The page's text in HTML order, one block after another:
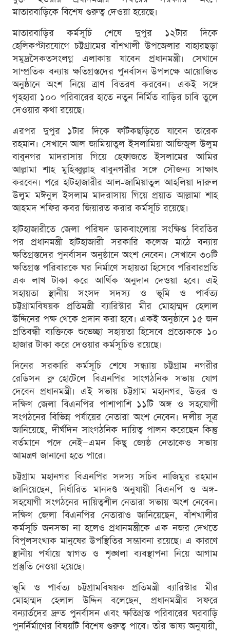
মাতারবাড়িকে বিশেষ গুরুত্ব দেওয়া হয়েছে।
মাতারবাড়ির কর্মসূচি শেষে দুপুর ১২টার দিকে
হেলিকপ্টারযোগে চট্টগ্রামের বাঁশখালী উপজেলার বাহারছড়া
সমুদ্রসৈকতসংলগ্ন এলাকায় যাবেন প্রধানমন্ত্রী। সেখানে
সাম্প্রতিক বন্যায় ক্ষতিগ্রস্তদের পুনর্বাসন উপলক্ষে আয়োজিত
অনুষ্ঠানে অংশ নিয়ে ত্রাণ বিতরণ করবেন। একই সঙ্গে
গৃহহারা ১০০ পরিবারের হাতে নতুন নির্মিত বাড়ির চাবি তুলে
দেওয়ার কথা রয়েছে।
এরপর দুপুর ১টার দিকে ফটিকছড়িতে যাবেন তারেক
রহমান। সেখানে আল জামিয়াতুল ইসলামিয়া আজিজুল উলুম
বাবুনগর মাদরাসায় গিয়ে হেফাজতে ইসলামের আমির
আল্লামা শাহ মুহিব্বুল্লাহ বাবুনগরীর সঙ্গে সৌজন্য সাক্ষাৎ
করবেন। পরে হাটহাজারীর আল-জামিয়াতুল আহলিয়া দারুল
উলুম মঈনুল ইসলাম মাদরাসায় গিয়ে প্রয়াত আল্লামা শাহ
আহমদ শফির কবর জিয়ারত করার কর্মসূচি রয়েছে।
হাটহাজারীতে জেলা পরিষদ ডাকবাংলোয় সংক্ষিপ্ত বিরতির
পর প্রধানমন্ত্রী হাটহাজারী সরকারি কলেজ মাঠে বন্যায়
ক্ষতিগ্রস্তদের পুনর্বাসন অনুষ্ঠানে অংশ নেবেন। সেখানে ৩০টি
ক্ষতিগ্রস্ত পরিবারকে ঘর নির্মাণে সহায়তা হিসেবে পরিবারপ্রতি
এক লাখ টাকা করে আর্থিক অনুদান দেওয়া হবে। এই
সহায়তা স্থানীয় সংসদ সদস্য ও ভূমি ও পার্বত্য
চট্টগ্রামবিষয়ক প্রতিমন্ত্রী ব্যারিস্টার মীর মোহাম্মদ হেলাল
উদ্দিনের পক্ষ থেকে প্রদান করা হবে। একই অনুষ্ঠানে ১৫ জন
প্রতিবন্ধী ব্যক্তিকে শুভেচ্ছা সহায়তা হিসেবে প্রত্যেককে ১০
হাজার টাকা করে দেওয়ার কর্মসূচিও রয়েছে।
দিনের সরকারি কর্মসূচি শেষে সন্ধ্যায় চট্টগ্রাম নগরীর
রেডিসন ব্লু হোটেলে বিএনপির সাংগঠনিক সভায় যোগ
দেবেন প্রধানমন্ত্রী। এই সভায় চট্টগ্রাম মহানগর, উত্তর ও
দক্ষিণ জেলা বিএনপির পাশাপাশি ১১টি অঙ্গ ও সহযোগী
সংগঠনের বিভিন্ন পর্যায়ের নেতারা অংশ নেবেন। দলীয় সূত্র
জানিয়েছে, দীর্ঘদিন সাংগঠনিক দায়িত্ব পালন করেছেন কিন্তু
বর্তমানে পদে নেই—এমন কিছু জ্যেষ্ঠ নেতাকেও সভায়
আমন্ত্রণ জানানো হতে পারে।
চট্টগ্রাম মহানগর বিএনপির সদস্য সচিব নাজিমুর রহমান
জানিয়েছেন, নির্ধারিত মানদণ্ড অনুযায়ী বিএনপি ও অঙ্গ-
সহযোগী সংগঠনের দায়িত্বশীল নেতারা সভায় অংশ নেবেন।
দক্ষিণ জেলা বিএনপির নেতারাও জানিয়েছেন, বাঁশখালীর
কর্মসূচি জনসভা না হলেও প্রধানমন্ত্রীকে এক নজর দেখতে
বিপুলসংখ্যক মানুষের উপস্থিতির সম্ভাবনা রয়েছে। এ কারণে
স্থানীয় পর্যায়ে স্বাগত ও শৃঙ্খলা ব্যবস্থাপনা নিয়ে আগাম
প্রস্তুতি নেওয়া হয়েছে।
ভূমি ও পার্বত্য চট্টগ্রামবিষয়ক প্রতিমন্ত্রী ব্যারিস্টার মীর
মোহাম্মদ হেলাল উদ্দিন বলেছেন, প্রধানমন্ত্রীর সফরে
বন্যার্তদের দ্রুত পুনর্বাসন এবং ক্ষতিগ্রস্ত পরিবারের ঘরবাড়ি
পুনর্নির্মাণের বিষয়টি বিশেষ গুরুত্ব পাবে। তাঁর ভাষ্য অনুযায়ী,